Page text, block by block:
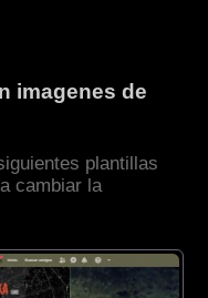
imagenes de
plantillas
cambiar la